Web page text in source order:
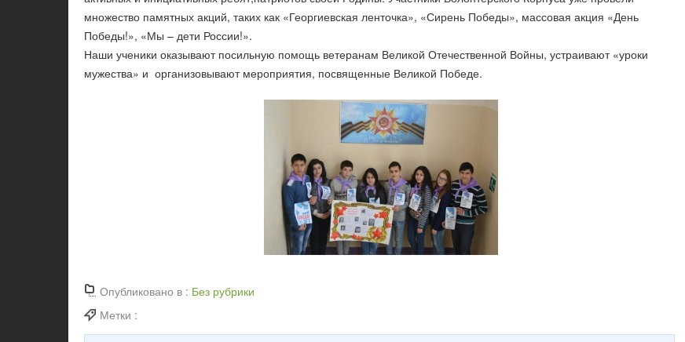
множество памятных акций, таких как «Георгиевская ленточка», «Сирень Победы», массовая акция «День
Победы!», «Мы – дети России!».
Наши ученики оказывают посильную помощь ветеранам Великой Отечественной Войны, устраивают «уроки
мужества» и организовывают мероприятия, посвященные Великой Победе.
Опубликовано в : Без рубрики
Метки :